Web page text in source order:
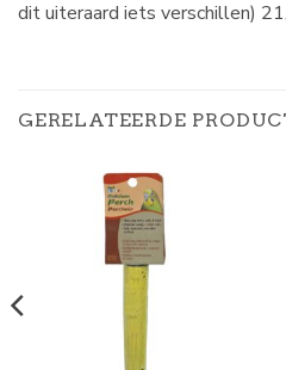
dit uiteraard iets verschillen)
GERELATEERDE